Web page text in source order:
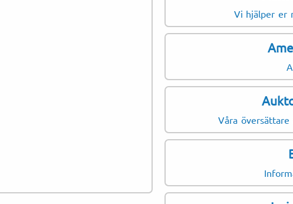
Adoptionshandlingar
Föräldraskapsintyg
Fastighetsdokument
Körkort
Vi hjälper er
Våra översättare